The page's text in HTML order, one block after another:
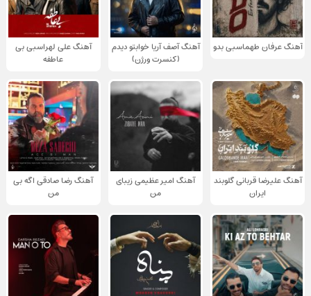
آهنگ عرفان طهماسبی بدو
آهنگ آصف آریا خوابتو دیدم
(کنسرت ورژن)
آهنگ علی لهراسبی بی
عاطفه
آهنگ علیرضا قربانی گلوبند
ایران
آهنگ امیر عظیمی زیبای
من
آهنگ رضا صادقی اگه بی
من